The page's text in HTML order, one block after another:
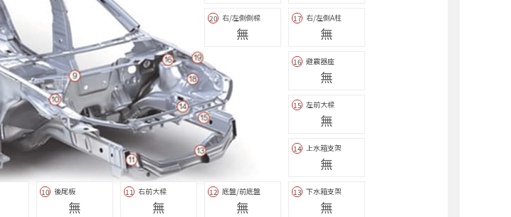
10 後尾板
無
11 右前大樑
無
12 底盤/前底盤
無
13 下水箱支架
無
14 上水箱支架
無
15 左前大樑
無
16 避震器座
無
17 右/左側A柱
無
20 右/左側側樑
無